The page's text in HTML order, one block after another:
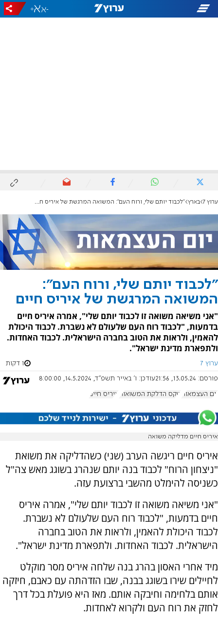
-
+
ערוץ 7 בארץ "לכבוד יותם שלי, ורוח העם": המשואה המרגשת של איריס חיים
"לכבוד יותם שלי, ורוח העם":
המשואה המרגשת של איריס חיים
"אני משיאה משואה זוֹ לכבוד יותם שלי", אמרה איריס חיים
בדמעות, "לכבוד רוח העם שלעולם לא נשברת. לכבוד היכולת
להאמין, ולראות את הטוב בחברה הישראלית. לכבוד האחדות.
ולתפארת מדינת ישראל".
ערוץ 7 1 דקות
פורסם: 13.05.24, 21:56 עודכן: ו' באייר תשפ"ד, 14.5.2024, 8:00:00
יום העצמאות טקס הדלקת המשואות איריס חיים
איריס חיים מדליקה משואה
איריס חיים ריגשה הערב (שני) כשהדליקה את משואת
"ניצחון הרוח" לכבוד בנה יותם שנהרג בשוגג מאש צה"ל
כשניסה להימלט מהשבי ברצועת עזה.
"אני משיאה משואה זוֹ לכבוד יותם שלי", אמרה איריס
חיים בדמעות, "לכבוד רוח העם שלעולם לא נשברת.
לכבוד היכולת להאמין, ולראות את הטוב בחברה
הישראלית. לכבוד האחדות. ולתפארת מדינת ישראל".
מיד אחרי האסון בהרג בנה שלחה איריס מסר מוקלט
לחיילים שירו בשוגג בבנה, שבו הזדהתה עם כאבם, חיזקה
אותם בלחימה וחיבקה אותם. מאז היא פועלת בכל דרך
לחזק את רוח העם ולקרוא לאחדות.